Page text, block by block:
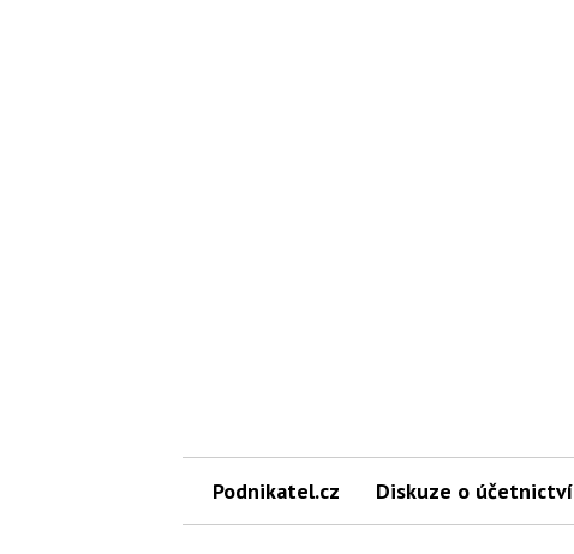
Podnikatel.cz Diskuze o účetnictví